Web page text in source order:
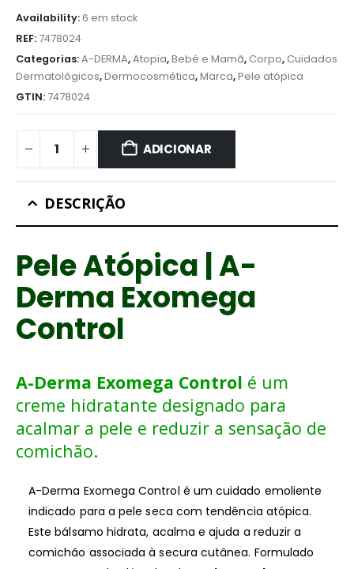
Availability:6 em stock
REF: 7478024
Categorias:A-DERMA,Atopia,Bebé e Mamã, Corpo, Cuidados
Dermatológicos,Dermocosmética,Marca,Pele atópica
GTIN: 7478024
ADICIONAR
DESCRIÇÃO
Pele Atópica | A-
Derma Exomega
Control
A-Derma Exomega Control é um
creme hidratante designado para
acalmar a pele e reduzir a sensação de
comichão.
A-Derma Exomega Control é um cuidado emoliente
indicado para a pele seca com tendência atópica.
Este bálsamo hidrata, acalma e ajuda a reduzir a
comichão associada à secura cutânea. Formulado